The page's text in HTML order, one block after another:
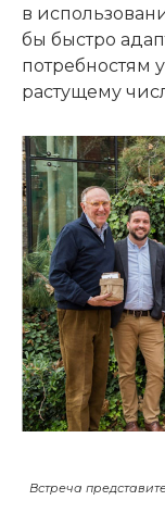
в
бы быстро
потребностям
растущему
Встреча